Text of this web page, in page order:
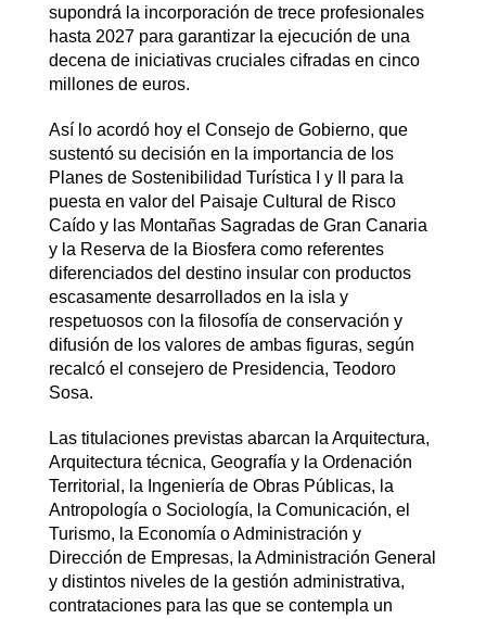
supondrá la incorporación de trece profesionales
hasta 2027 para garantizar la ejecución de una
decena de iniciativas cruciales cifradas en cinco
millones de euros.
Así lo acordó hoy el Consejo de Gobierno, que
sustentó su decisión en la importancia de los
Planes de Sostenibilidad Turística I y II para la
puesta en valor del Paisaje Cultural de Risco
Caído y las Montañas Sagradas de Gran Canaria
y la Reserva de la Biosfera como referentes
diferenciados del destino insular con productos
escasamente desarrollados en la isla y
respetuosos con la filosofía de conservación y
difusión de los valores de ambas figuras, según
recalcó el consejero de Presidencia, Teodoro
Sosa.
Las titulaciones previstas abarcan la Arquitectura,
Arquitectura técnica, Geografía y la Ordenación
Territorial, la Ingeniería de Obras Públicas, la
Antropología o Sociología, la Comunicación, el
Turismo, la Economía o Administración y
Dirección de Empresas, la Administración General
y distintos niveles de la gestión administrativa,
contrataciones para las que se contempla un